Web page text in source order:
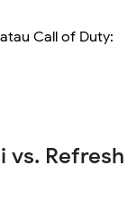
Call of Duty:
vs. Refresh